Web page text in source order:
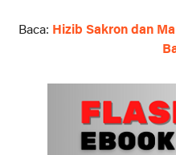
Baca: Hizib Sakron dan